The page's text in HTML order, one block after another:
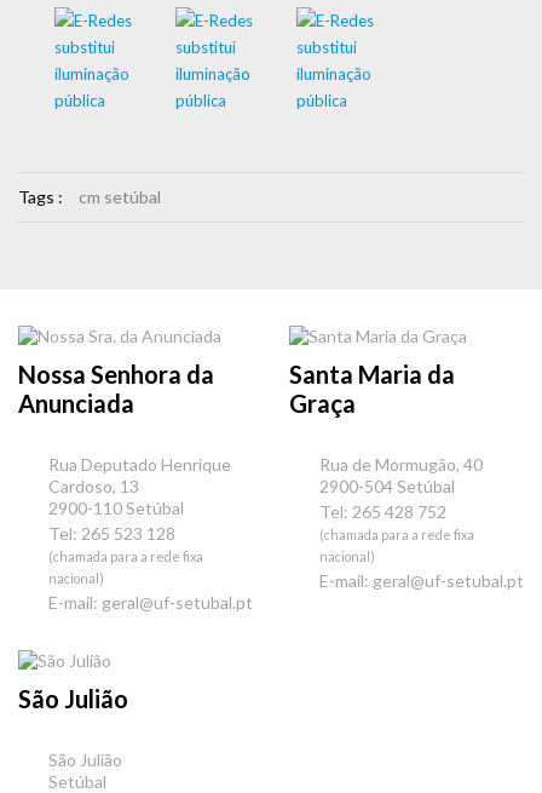
Tags : cm setúbal
Nossa Senhora da
Anunciada
Rua Deputado Henrique
Cardoso, 13
2900-110 Setúbal
Tel: 265 523 128
(chamada para a rede fixa
nacional)
E-mail: geral@uf-setubal.pt
Santa Maria da
Graça
Rua de Mormugão, 40
2900-504 Setúbal
Tel: 265 428 752
(chamada para a rede fixa
nacional)
E-mail: geral@uf-setubal.pt
São Julião
São Julião
Setúbal